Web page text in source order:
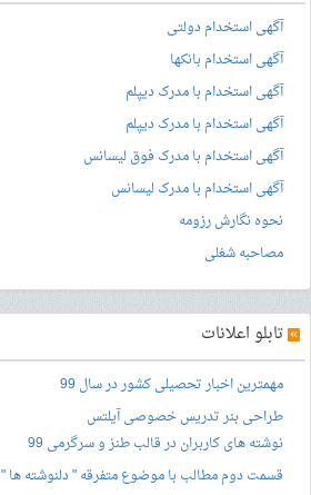
آگهی استخدام دولتی
آگهی استخدام بانکها
آگهی استخدام با مدرک دیپلم
آگهی استخدام با مدرک دیپلم
آگهی استخدام با مدرک فوق لیسانس
آگهی استخدام با مدرک لیسانس
نحوه نگارش رزومه
مصاحبه شغلی
» تابلو اعلانات
مهمترین اخبار تحصیلی کشور در سال 99
طراحی بنرتدریس خصوصی آیلتس
نوشته های کاربران در قالب طنز و سرگرمی 99
قسمت دوم مطالب با موضوع متفرقه " دلنوشته ها "